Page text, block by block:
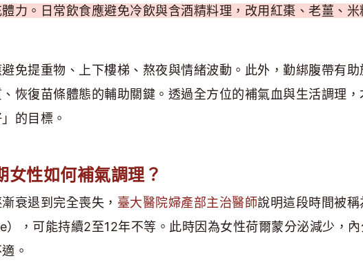
力。日常飲食應避免冷飲與含酒精料理，改用紅棗、老薑、米
免提重物、上下樓梯、熬夜與情緒波動。此外，勤綁腹帶有助
恢復苗條體態的輔助關鍵。透過全方位的補氣血與生活調理，
的目標。
女性如何補氣調理？
衰退到完全喪失， 臺大醫院婦產部主治醫師說明這段時間被稱
），可能持續2至12年不等。此時因為女性荷爾蒙分泌減少，
。